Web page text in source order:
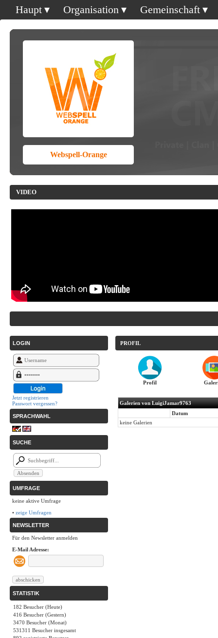
Haupt Organisation Gemeinschaft
Webspell-Orange
VIDEO
LOGIN
Jetzt registrieren
Passwort vergessen?
SPRACHWAHL
SUCHE
UMFRAGE
keine aktive Umfrage
• zeige Umfragen
NEWSLETTER
Für den Newsletter anmelden
E-Mail Adresse:
STATISTIK
182 Besucher (Heute)
416 Besucher (Gestern)
3470 Besucher (Monat)
531311 Besucher insgesamt
PROFIL
Profil
Galerien von LuigiJamar9763
Datum
keine Galerien